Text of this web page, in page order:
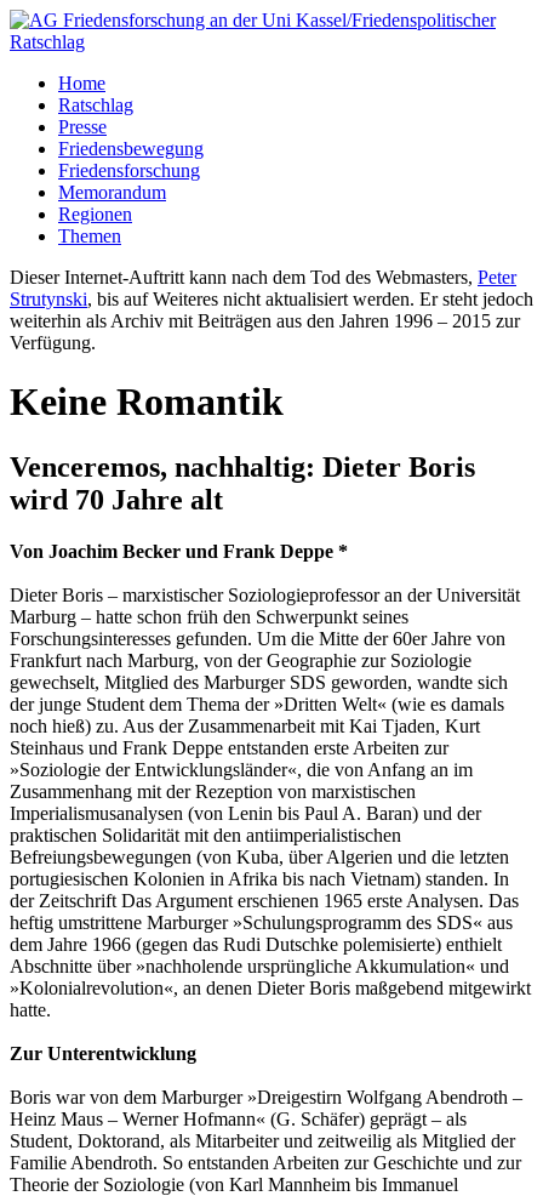
Home
Ratschlag
Presse
Friedensbewegung
Friedensforschung
Memorandum
Regionen
Themen
Dieser Internet-Auftritt kann nach dem Tod des Webmasters, Peter
Strutynski, bis auf Weiteres nicht aktualisiert werden. Er steht jedoch
weiterhin als Archiv mit Beiträgen aus den Jahren 1996 – 2015 zur
Verfügung.
Keine Romantik
Venceremos, nachhaltig: Dieter Boris
wird 70 Jahre alt
Von Joachim Becker und Frank Deppe *
Dieter Boris – marxistischer Soziologieprofessor an der Universität
Marburg – hatte schon früh den Schwerpunkt seines
Forschungsinteresses gefunden. Um die Mitte der 60er Jahre von
Frankfurt nach Marburg, von der Geographie zur Soziologie
gewechselt, Mitglied des Marburger SDS geworden, wandte sich
der junge Student dem Thema der »Dritten Welt« (wie es damals
noch hieß) zu. Aus der Zusammenarbeit mit Kai Tjaden, Kurt
Steinhaus und Frank Deppe entstanden erste Arbeiten zur
»Soziologie der Entwicklungsländer«, die von Anfang an im
Zusammenhang mit der Rezeption von marxistischen
Imperialismusanalysen (von Lenin bis Paul A. Baran) und der
praktischen Solidarität mit den antiimperialistischen
Befreiungsbewegungen (von Kuba, über Algerien und die letzten
portugiesischen Kolonien in Afrika bis nach Vietnam) standen. In
der Zeitschrift Das Argument erschienen 1965 erste Analysen. Das
heftig umstrittene Marburger »Schulungsprogramm des SDS« aus
dem Jahre 1966 (gegen das Rudi Dutschke polemisierte) enthielt
Abschnitte über »nachholende ursprüngliche Akkumulation« und
»Kolonialrevolution«, an denen Dieter Boris maßgebend mitgewirkt
hatte.
Zur Unterentwicklung
Boris war von dem Marburger »Dreigestirn Wolfgang Abendroth –
Heinz Maus – Werner Hofmann« (G. Schäfer) geprägt – als
Student, Doktorand, als Mitarbeiter und zeitweilig als Mitglied der
Familie Abendroth. So entstanden Arbeiten zur Geschichte und zur
Theorie der Soziologie (von Karl Mannheim bis Immanuel